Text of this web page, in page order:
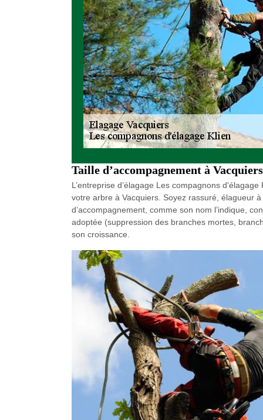
Taille d’accompagnement à Vacquiers
L’entreprise d’élagage Les compagnons
votre arbre à Vacquiers. Soyez rassuré, élagueur
d’accompagnement, comme son nom l’indique,
adoptée (suppression des branches mortes,
son croissance.